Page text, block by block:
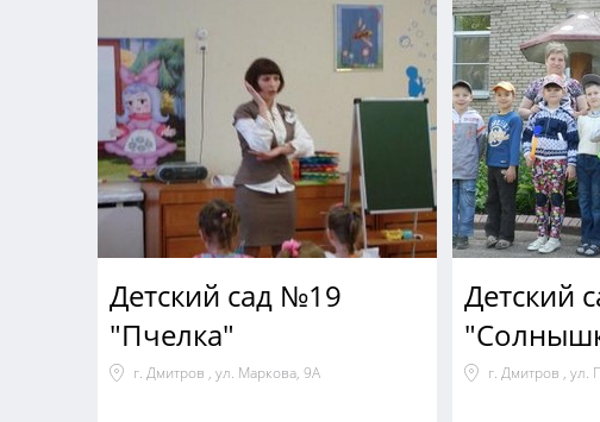
Детский сад №19
"Пчелка"
г. Дмитров , ул. Маркова, 9А
Детский
г. Дмитров , ул.